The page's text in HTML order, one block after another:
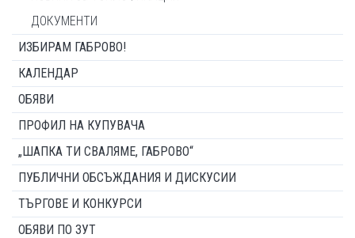
ДОКУМЕНТИ
ИЗБИРАМ ГАБРОВО!
КАЛЕНДАР
ОБЯВИ
ПРОФИЛ НА КУПУВАЧА
„ШАПКА ТИ СВАЛЯМЕ, ГАБРОВО“
ПУБЛИЧНИ ОБСЪЖДАНИЯ И ДИСКУСИИ
ТЪРГОВЕ И КОНКУРСИ
ОБЯВИ ПО ЗУТ